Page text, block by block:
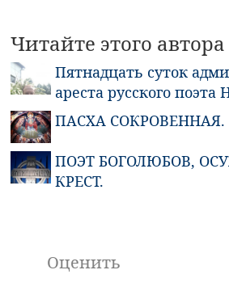
Читайте этого автора
Пятнадцать суток
ареста русского
ПАСХА СОКРОВЕННАЯ.
ПОЭТ БОГОЛЮБОВ,
КРЕСТ.
Оценить